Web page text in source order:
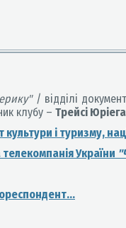
/ відділі
клубу – Трейсі
і туризму,
України